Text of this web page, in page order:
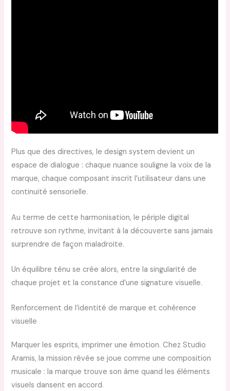
Plus que des directives, le design system devient un
espace de dialogue : chaque nuance souligne la voix de la
marque, chaque composant inscrit l’utilisateur dans une
continuité sensorielle.
Au terme de cette harmonisation, le périple digital
retrouve son rythme, invitant à la découverte sans jamais
surprendre de façon maladroite.
Un équilibre ténu se crée alors, entre la singularité de
chaque projet et la constance d’une signature visuelle.
Renforcement de l’identité de marque et cohérence
visuelle
Marquer les esprits, imprimer une émotion. Chez Studio
Aramis, la mission rêvée se joue comme une composition
musicale : la marque trouve son âme quand les éléments
visuels dansent en accord.